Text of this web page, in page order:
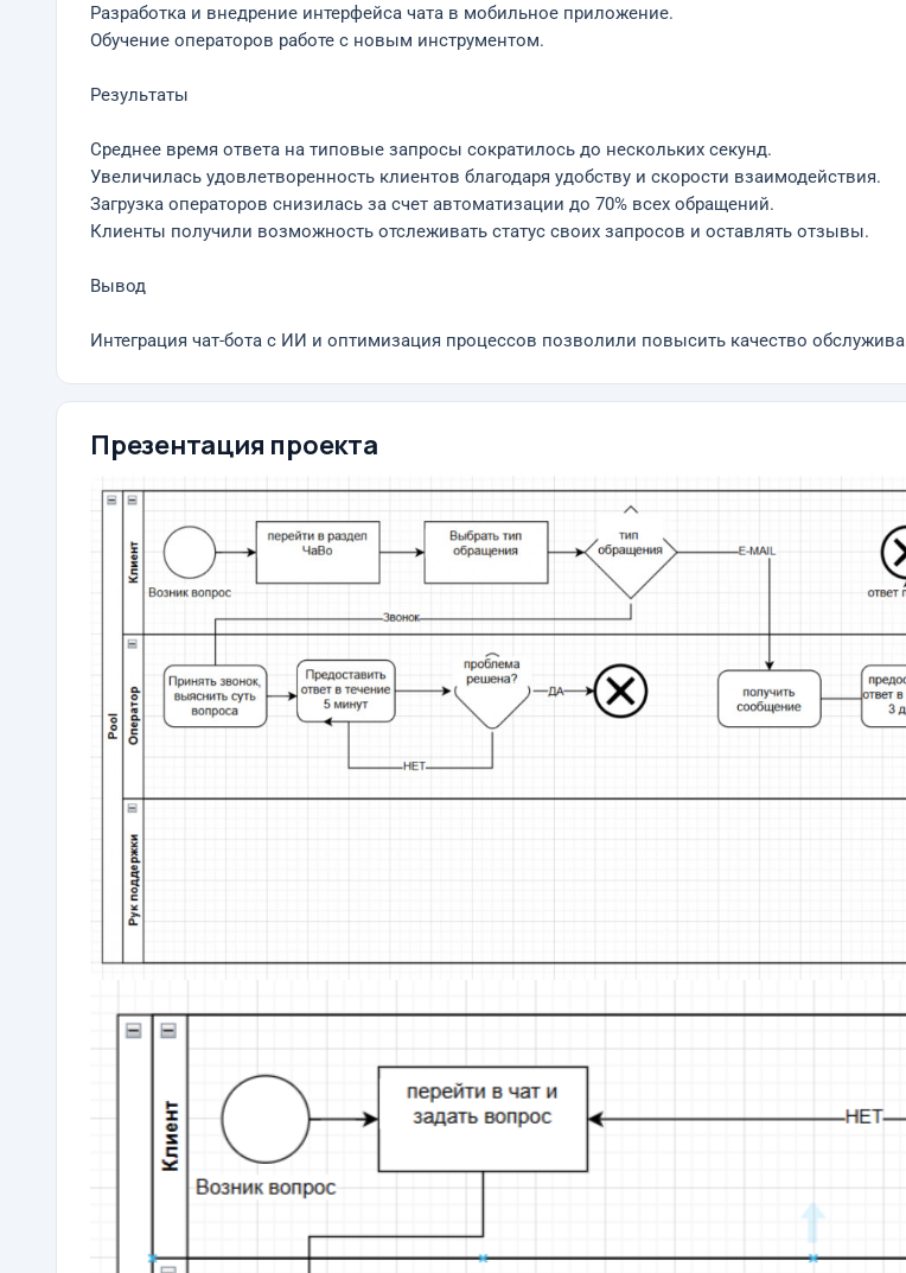
Разработка и внедрение интерфейса чата в мобильное приложение.
Обучение операторов работе с новым инструментом.
Результаты
Среднее время ответа на типовые запросы сократилось до нескольких секунд.
Увеличилась удовлетворенность клиентов благодаря удобству и скорости взаимодействия.
Загрузка операторов снизилась за счет автоматизации до 70% всех обращений.
Клиенты получили возможность отслеживать статус своих запросов и оставлять отзывы.
Вывод
Интеграция чат-бота с ИИ и оптимизация процессов позволили повысить качество
Презентация проекта